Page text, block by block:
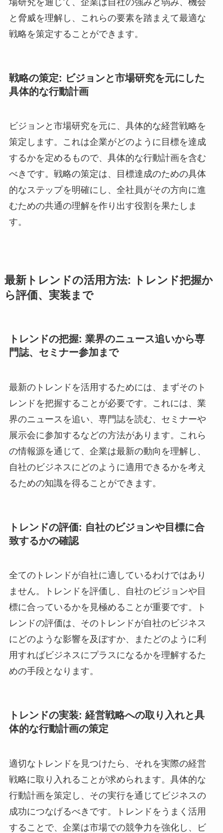
と脅威を理解し、これらの要素を踏まえて最適な
戦略を策定することができます。
戦略の策定: ビジョンと市場研究を元にした
具体的な行動計画
ビジョンと市場研究を元に、具体的な経営戦略を
策定します。これは企業がどのように目標を達成
するかを定めるもので、具体的な行動計画を含む
べきです。戦略の策定は、目標達成のための具体
的なステップを明確にし、全社員がその方向に進
むための共通の理解を作り出す役割を果たしま
す。
最新トレンドの活用方法: トレンド把握か
ら評価、実装まで
トレンドの把握: 業界のニュース追いから専
門誌、セミナー参加まで
最新のトレンドを活用するためには、まずそのト
レンドを把握することが必要です。これには、業
界のニュースを追い、専門誌を読む、セミナーや
展示会に参加するなどの方法があります。これら
の情報源を通じて、企業は最新の動向を理解し、
自社のビジネスにどのように適用できるかを考え
るための知識を得ることができます。
トレンドの評価: 自社のビジョンや目標に合
致するかの確認
全てのトレンドが自社に適しているわけではあり
ません。トレンドを評価し、自社のビジョンや目
標に合っているかを見極めることが重要です。ト
レンドの評価は、そのトレンドが自社のビジネス
にどのような影響を及ぼすか、またどのように利
用すればビジネスにプラスになるかを理解するた
めの手段となります。
トレンドの実装: 経営戦略への取り入れと具
体的な行動計画の策定
適切なトレンドを見つけたら、それを実際の経営
戦略に取り入れることが求められます。具体的な
行動計画を策定し、その実行を通じてビジネスの
成功につなげるべきです。トレンドをうまく活用
することで、企業は市場での競争力を強化し、ビ